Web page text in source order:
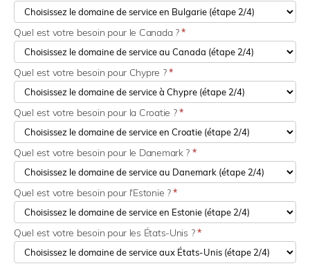
Quel est votre besoin pour le Canada ?*
Quel est votre besoin pour Chypre ?*
Quel est votre besoin pour la Croatie ?*
Quel est votre besoin pour le Danemark ? *
Quel est votre besoin pour l'Estonie ?*
Quel est votre besoin pour les États-Unis ?*